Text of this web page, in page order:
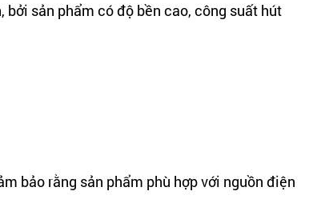
sản phẩm có độ bền cao, công suất hút
bảo rằng sản phẩm phù hợp với nguồn điện